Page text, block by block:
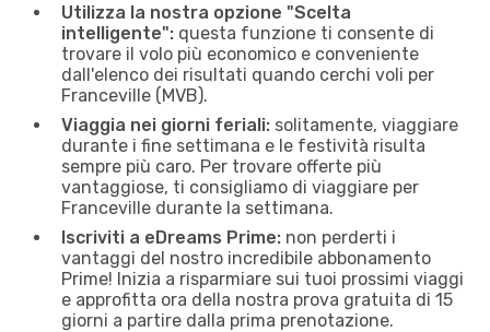
Utilizza la nostra opzione "Scelta
intelligente": questa funzione ti consente di
trovare il volo più economico e conveniente
dall'elenco dei risultati quando cerchi voli per
Franceville (MVB).
Viaggia nei giorni feriali: solitamente, viaggiare
durante i fine settimana e le festività risulta
sempre più caro. Per trovare offerte più
vantaggiose, ti consigliamo di viaggiare per
Franceville durante la settimana.
Iscriviti a eDreams Prime: non perderti i
vantaggi del nostro incredibile abbonamento
Prime! Inizia a risparmiare sui tuoi prossimi viaggi
e approfitta ora della nostra prova gratuita di 15
giorni a partire dalla prima prenotazione.